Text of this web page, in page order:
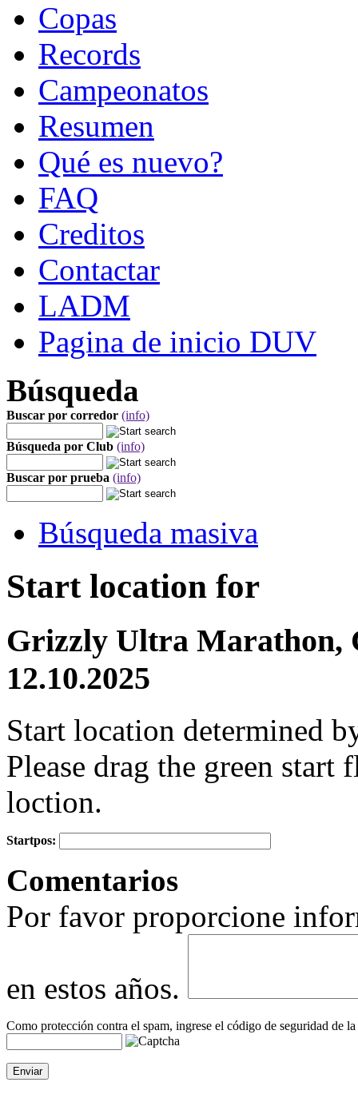
Copas
Records
Campeonatos
Resumen
Qué es nuevo?
FAQ
Creditos
Contactar
LADM
Pagina de inicio DUV
Búsqueda
Buscar por corredor (info)
Búsqueda por Club (info)
Buscar por prueba (info)
Búsqueda masiva
Start location for
Grizzly Ultra Marathon,
12.10.2025
Start location determined
Please drag the green start
loction.
−
Startpos:
Comentarios
Por favor proporcione
en estos años.
Como protección contra el spam, ingrese el código de seguridad de